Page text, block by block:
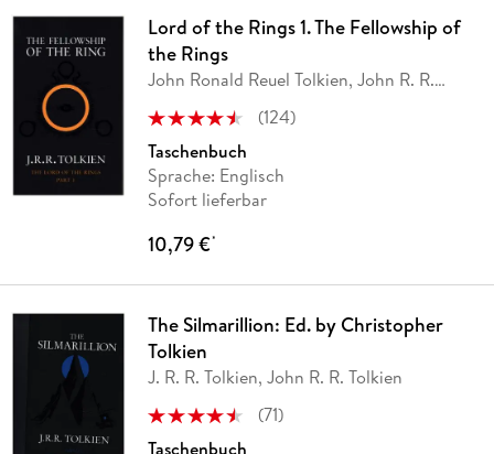
Lord of the Rings 1. The Fellowship of
the Rings
John Ronald Reuel Tolkien, John R. R.
(124)
Taschenbuch
Sprache: Englisch
Sofort lieferbar
10,79 €*
The Silmarillion: Ed. by Christopher
Tolkien
J. R. R. Tolkien, John R. R. Tolkien
(71)
Taschenbuch